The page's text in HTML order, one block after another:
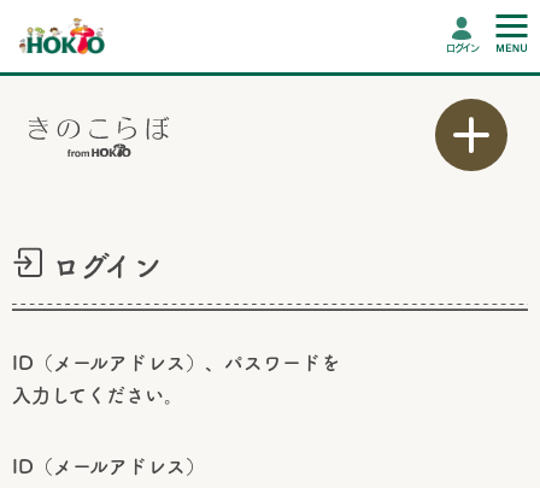
ログイン
ログイン
ID（メールアドレス）、パスワードを
入力してください。
ID（メールアドレス）